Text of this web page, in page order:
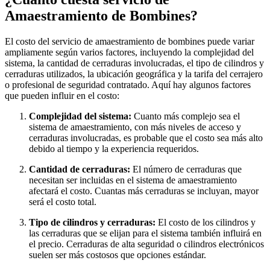
Amaestramiento de Bombines?
El costo del servicio de amaestramiento de bombines puede variar
ampliamente según varios factores, incluyendo la complejidad del
sistema, la cantidad de cerraduras involucradas, el tipo de cilindros y
cerraduras utilizados, la ubicación geográfica y la tarifa del cerrajero
o profesional de seguridad contratado. Aquí hay algunos factores
que pueden influir en el costo:
Complejidad del sistema: Cuanto más complejo sea el
sistema de amaestramiento, con más niveles de acceso y
cerraduras involucradas, es probable que el costo sea más alto
debido al tiempo y la experiencia requeridos.
Cantidad de cerraduras: El número de cerraduras que
necesitan ser incluidas en el sistema de amaestramiento
afectará el costo. Cuantas más cerraduras se incluyan, mayor
será el costo total.
Tipo de cilindros y cerraduras: El costo de los cilindros y
las cerraduras que se elijan para el sistema también influirá en
el precio. Cerraduras de alta seguridad o cilindros electrónicos
suelen ser más costosos que opciones estándar.